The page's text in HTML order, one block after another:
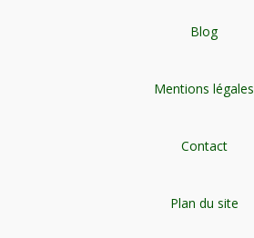
Blog
Mentions légales
Contact
Plan du site